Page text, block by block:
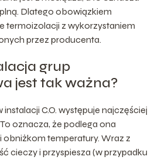
Dlatego obowiązkiem
termoizolacji z wykorzystaniem
przez producenta.
grup
jest tak ważna?
C.O. występuje najczęściej
oznacza, że podlega ona
temperatury. Wraz z
cieczy i przyspiesza (w przypadku